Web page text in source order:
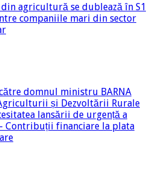
din agricultură se dublează în S1
companiile mari din sector
domnul ministru BARNA
și Dezvoltării Rurale
lansării de urgență a
Contribuții financiare la plata